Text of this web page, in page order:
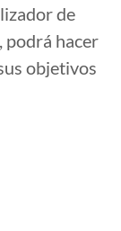
de
podrá hacer
objetivos